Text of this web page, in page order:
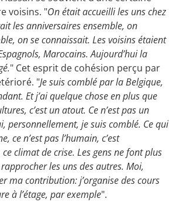
voisins. "On était accueilli les uns chez
les anniversaires ensemble, on
on se connaissait. Les voisins étaient
Marocains. Aujourd’hui la
" Cet esprit de cohésion perçu par
"Je suis comblé par la Belgique,
Et j’ai quelque chose en plus que
c’est un atout. Ce n’est pas un
personnellement, je suis comblé. Ce qui
ce n’est pas l’humain, c’est
climat de crise. Les gens ne font plus
les uns des autres. Moi,
ma contribution: j’organise des cours
à l’étage, par exemple".